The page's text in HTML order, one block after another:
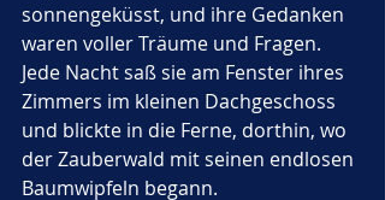
sonnengeküsst, und ihre Gedanken
waren voller Träume und Fragen.
Jede Nacht saß sie am Fenster ihres
Zimmers im kleinen Dachgeschoss
und blickte in die Ferne, dorthin, wo
der Zauberwald mit seinen endlosen
Baumwipfeln begann.